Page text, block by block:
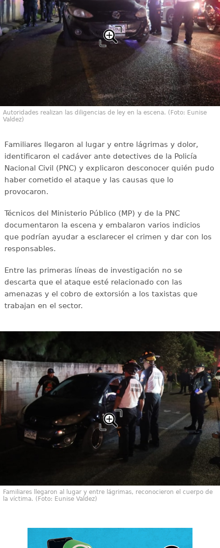
Autoridades realizan las diligencias de ley en la escena. (Foto: Eunise
Valdez)
Familiares llegaron al lugar y entre lágrimas y dolor,
identificaron el cadáver ante detectives de la Policía
Nacional Civil (PNC) y explicaron desconocer quién pudo
haber cometido el ataque y las causas que lo
provocaron.
Técnicos del Ministerio Público (MP) y de la PNC
documentaron la escena y embalaron varios indicios
que podrían ayudar a esclarecer el crimen y dar con los
responsables.
Entre las primeras líneas de investigación no se
descarta que el ataque esté relacionado con las
amenazas y el cobro de extorsión a los taxistas que
trabajan en el sector.
Familiares llegaron al lugar y entre lágrimas, reconocieron el cuerpo de
la víctima. (Foto: Eunise Valdez)